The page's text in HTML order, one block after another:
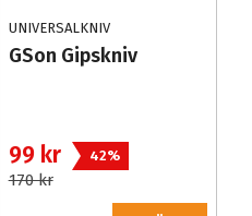
UNIVERSALKNIV
GSon Gipskniv
99 kr 42%
170 kr